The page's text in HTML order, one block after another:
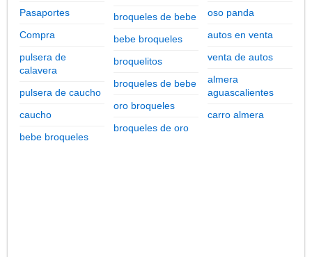
Pasaportes
Compra
pulsera de
calavera
pulsera de caucho
caucho
bebe broqueles
broqueles de bebe
bebe broqueles
broquelitos
broqueles de bebe
oro broqueles
broqueles de oro
oso panda
autos en venta
venta de autos
almera
aguascalientes
carro almera